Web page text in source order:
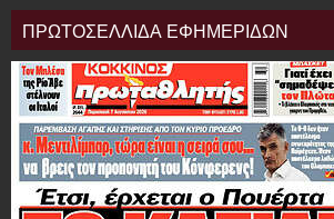
ΠΡΩΤΟΣΕΛΛΙΔΑ ΕΦΗΜΕΡΙΔΩΝ